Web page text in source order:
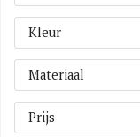
Kleur
Materiaal
Prijs